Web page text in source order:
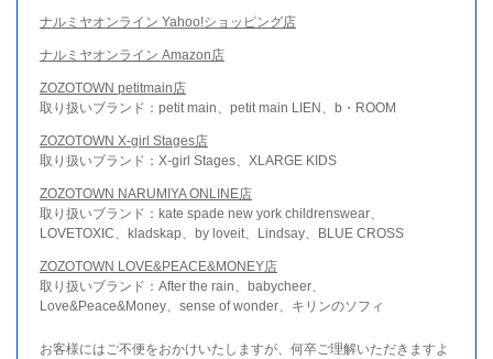
ナルミヤオンライン Yahoo!ショッピング店
ナルミヤオンライン Amazon店
ZOZOTOWN petitmain店
取り扱いブランド：petit main、petit main LIEN、b・ROOM
ZOZOTOWN X-girl Stages店
取り扱いブランド：X-girl Stages、XLARGE KIDS
ZOZOTOWN NARUMIYA ONLINE店
取り扱いブランド：kate spade new york childrenswear、
LOVETOXIC、kladskap、by loveit、Lindsay、BLUE CROSS
ZOZOTOWN LOVE&PEACE&MONEY店
取り扱いブランド：After the rain、babycheer、
Love&Peace&Money、sense of wonder、キリンのソフィ
お客様にはご不便をおかけいたしますが、何卒ご理解いただきますよ